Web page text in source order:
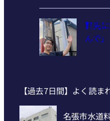
軒先
んで
【過去7日間】よく読ま